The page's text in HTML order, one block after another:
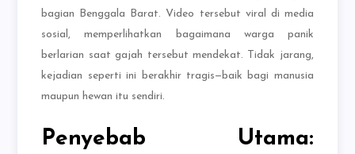
bagian Benggala Barat. Video tersebut viral di media
sosial, memperlihatkan bagaimana warga panik
berlarian saat gajah tersebut mendekat. Tidak jarang,
kejadian seperti ini berakhir tragis—baik bagi manusia
maupun hewan itu sendiri.
Penyebab Utama: